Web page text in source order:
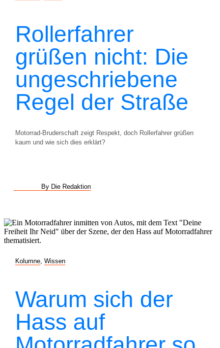
Rollerfahrer
grüßen nicht: Die
ungeschriebene
Regel der Straße
Motorrad-Bruderschaft zeigt Respekt, doch Rollerfahrer grüßen
kaum und wie sich dies erklärt?
By Die Redaktion
Kolumne Wissen
Warum sich der
Hass auf